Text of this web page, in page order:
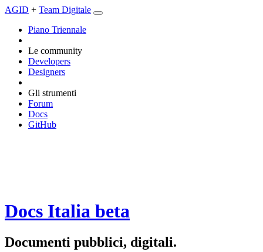
AGID + Team Digitale
Piano Triennale
Le community
Developers
Designers
Gli strumenti
Forum
Docs
GitHub
Docs Italia beta
Documenti pubblici, digitali.